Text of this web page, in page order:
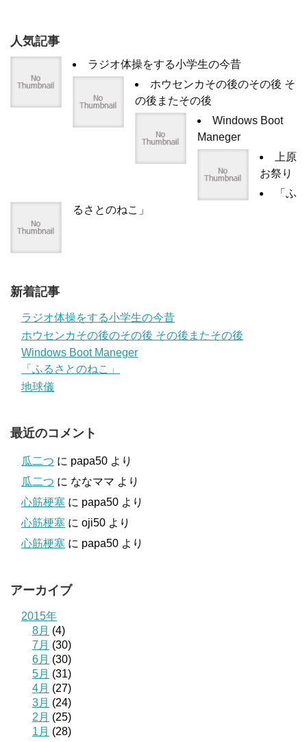
人気記事
ラジオ体操をする小学生の今昔
ホウセンカその後のその後 そ
の後またその後
Windows Boot
Maneger
上原
お祭り
「ふ
るさとのねこ」
新着記事
ラジオ体操をする小学生の今昔
ホウセンカその後のその後 その後またその後
Windows Boot Maneger
「ふるさとのねこ」
地球儀
最近のコメント
瓜二つ に papa50 より
瓜二つ に ななママ より
心筋梗塞 に papa50 より
心筋梗塞 に oji50 より
心筋梗塞 に papa50 より
アーカイブ
2015年
8月 (4)
7月 (30)
6月 (30)
5月 (31)
4月 (27)
3月 (24)
2月 (25)
1月 (28)